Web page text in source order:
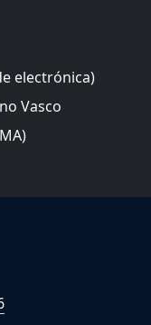
electrónica)
Vasco